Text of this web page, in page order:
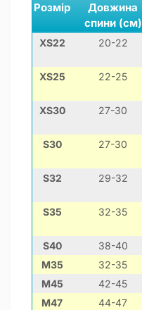
Розмір
Довжина
спини (см)
XS22 20-22
XS25 22-25
XS30 27-30
S30 27-30
S32 29-32
S35 32-35
S40 38-40
M35
32-35
М45
42-45
М47
44-47